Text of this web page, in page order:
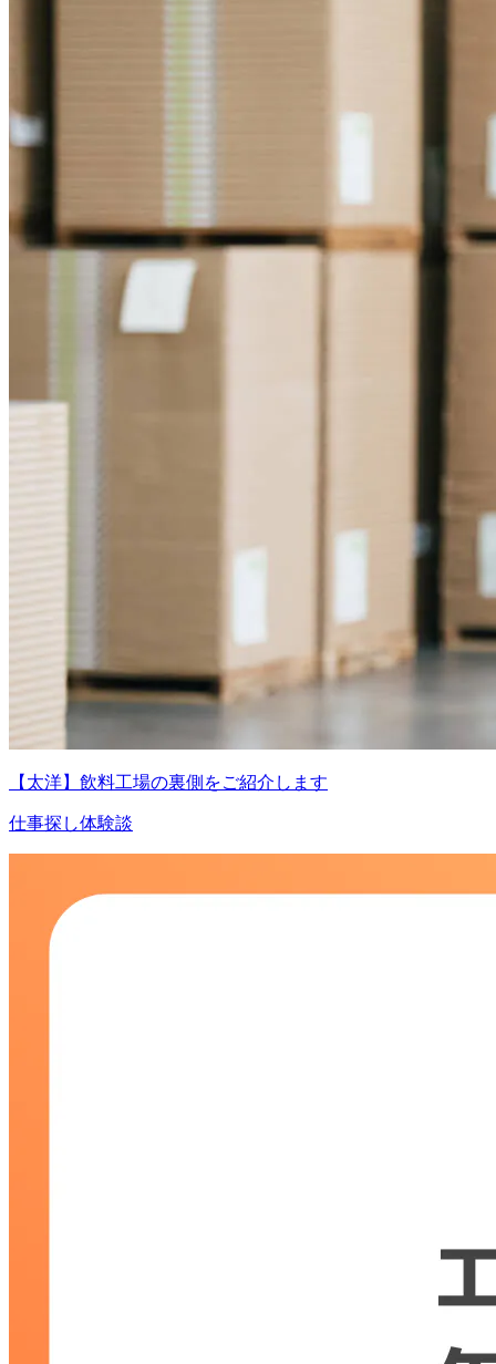
【太洋】飲料工場の裏側をご紹介します
仕事探し体験談